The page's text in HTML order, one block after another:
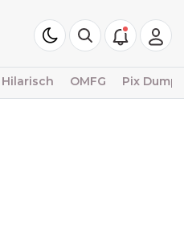
Hilarisch OMFG Pix Dump